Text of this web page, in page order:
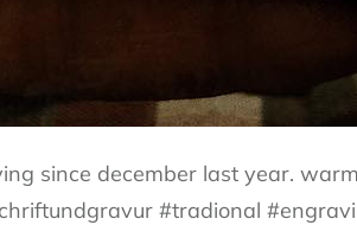
since december last year.
#tradional